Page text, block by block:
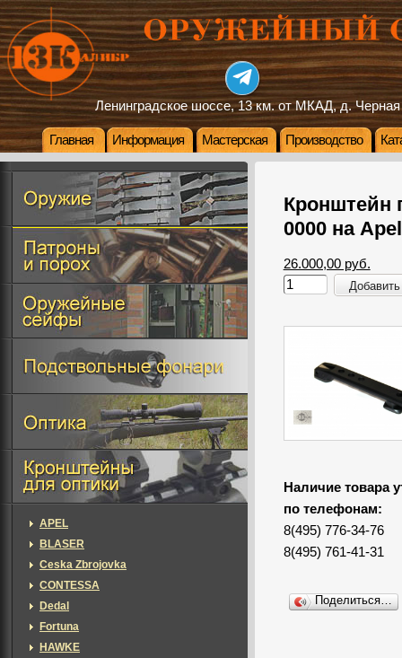
Ленинградское шоссе, 13 км. от МКАД, д. Черная
Главная Информация Мастерская Производство
Кронштейн
0000 на
26.000,00 руб.
Наличие товара
по телефонам:
8(495) 776-34-76
8(495) 761-41-31
Поделиться…
APEL
BLASER
Ceska Zbrojovka
CONTESSA
Dedal
Fortuna
HAWKE